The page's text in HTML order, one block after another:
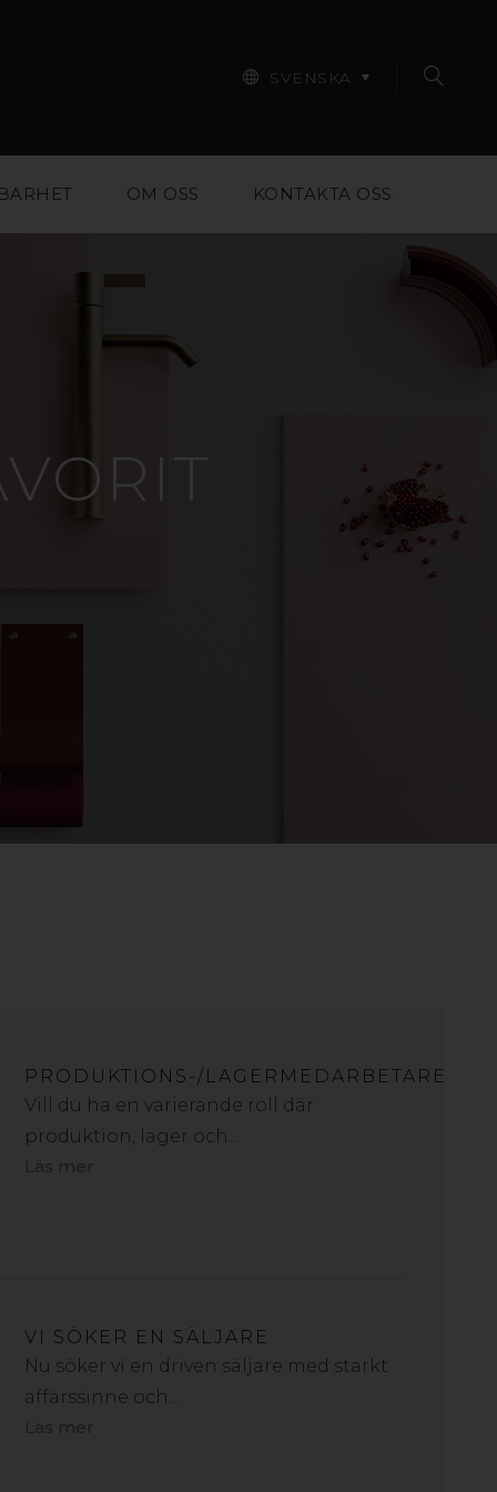
SVENSKA
OM OSS KONTAKTA OSS
PRODUKTIONS-/LAGERMEDARBETARE
Vill du ha en varierande roll där
produktion, lager och…
Läs mer
VI SÖKER EN SÄLJARE
Nu söker vi en driven säljare med starkt
affärssinne och…
Läs mer